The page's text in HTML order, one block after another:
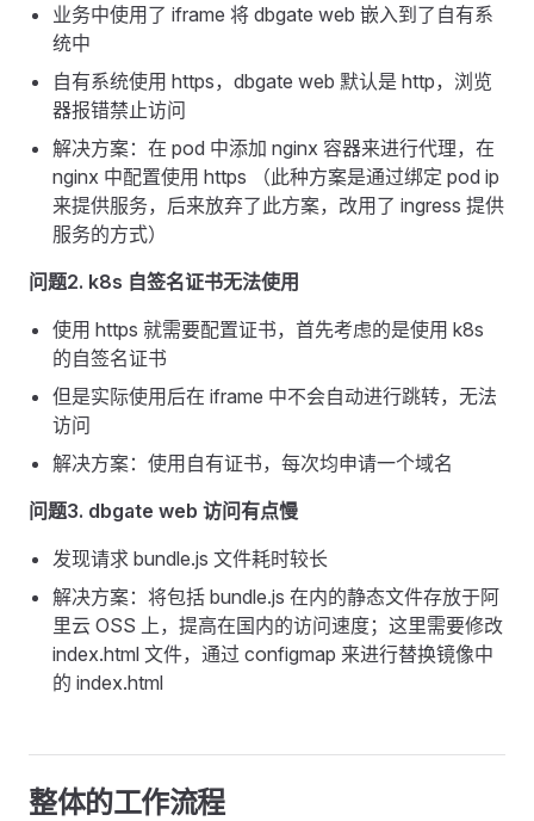
业务中使用了 iframe 将 dbgate web 嵌入到了自有系
统中
自有系统使用 https，dbgate web 默认是 http，浏览
器报错禁止访问
解决方案：在 pod 中添加 nginx 容器来进行代理，在
nginx 中配置使用 https （此种方案是通过绑定 pod ip
来提供服务，后来放弃了此方案，改用了 ingress 提供
服务的方式）
问题2. k8s 自签名证书无法使用
使用 https 就需要配置证书，首先考虑的是使用 k8s
的自签名证书
但是实际使用后在 iframe 中不会自动进行跳转，无法
访问
解决方案：使用自有证书，每次均申请一个域名
问题3. dbgate web 访问有点慢
发现请求 bundle.js 文件耗时较长
解决方案：将包括 bundle.js 在内的静态文件存放于阿
里云 OSS 上，提高在国内的访问速度；这里需要修改
index.html 文件，通过 configmap 来进行替换镜像中
的 index.html
整体的工作流程